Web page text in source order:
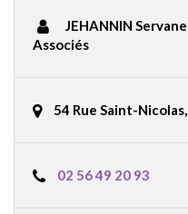
JEHANNIN
Associés
54 Rue Saint-
02 56 49 20 93